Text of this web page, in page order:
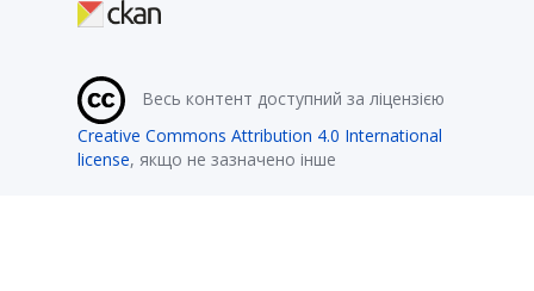
Весь контент доступний за ліцензією
Creative Commons Attribution 4.0 International
license, якщо не зазначено інше